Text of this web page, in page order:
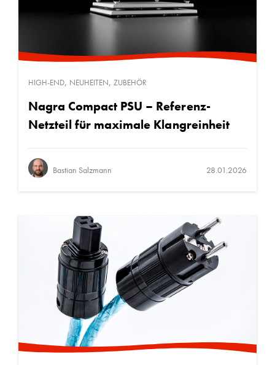
HIGH-END, NEUHEITEN, ZUBEHÖR
Nagra Compact PSU – Referenz-
Netzteil für maximale Klangreinheit
Bastian Salzmann 28.01.2026